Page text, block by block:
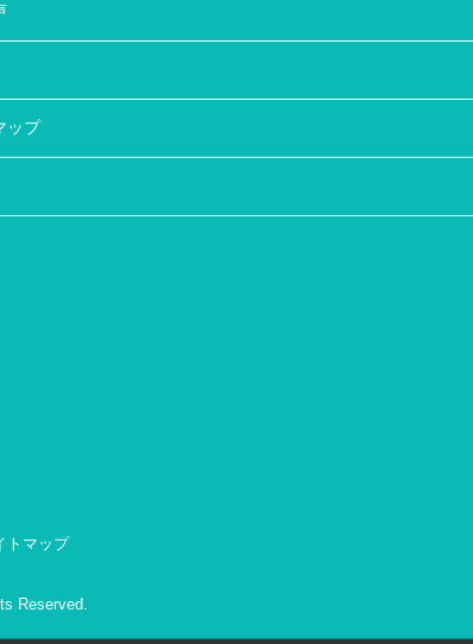
ップ
トマップ
Reserved.